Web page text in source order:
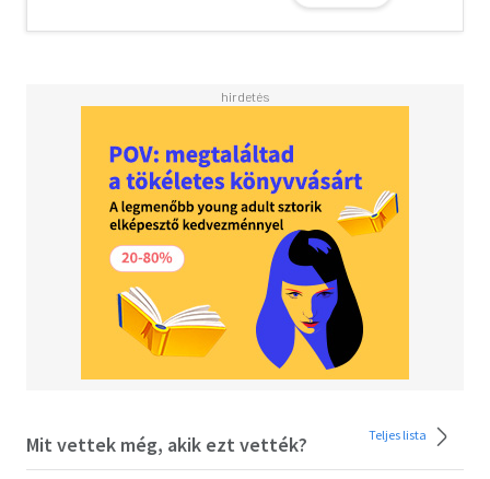
egyedülálló életté szőjük össze. Folyamatosan
Dr. Giulia Enders belgyógyászként és
gasztroenterológusként dolgozik. 2014-ben megjelent
Bélügyek című bestsellere több mint 8 millió példányban
kelt el világszerte, és a szerző továbbra is elkötelezett
amellett, hogy a tudományos témákat közérthetően
közvetítse a nagyközönség számára. 2024-ben a Netflix
dokulistáját vezető Hozd magad formába: Az evés titkos
tudománya címmel bemutatott ismeretterjesztő film
egyik szakértője volt.
szakosodott médiadizájner. Könyveket, kiállításokat és
rendezvénykoncepciókat tervez, többek között ő
Mit vettek még, akik ezt vették? Teljes lista